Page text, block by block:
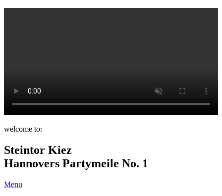
welcome to:
Steintor Kiez
Hannovers Partymeile No. 1
Menu